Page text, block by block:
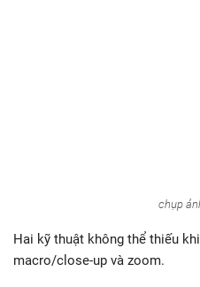
chụp
Hai kỹ thuật không thể thiếu
macro/close-up và zoom.